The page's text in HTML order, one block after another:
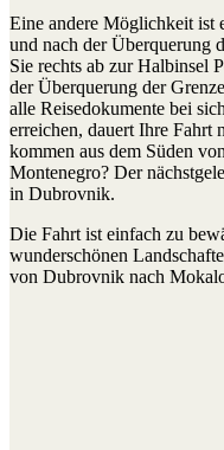
Eine andere Möglichkeit ist
und nach der Überquerung
Sie rechts ab zur Halbinsel
der Überquerung der
alle Reisedokumente bei
erreichen, dauert Ihre Fahrt
kommen aus dem Süden
Montenegro? Der
in Dubrovnik.
Die Fahrt ist einfach zu
wunderschönen
von Dubrovnik nach